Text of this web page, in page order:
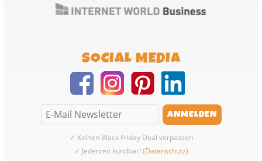
SOCIAL MEDIA
✓ Keinen Black Friday Deal verpassen
✓ Jederzeit kündbar! (Datenschutz)